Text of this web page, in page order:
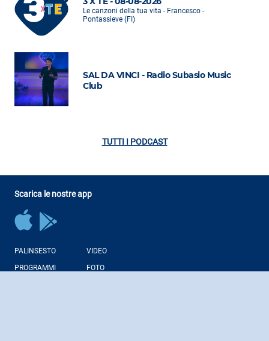
Le canzoni della tua vita - Francesco -
Pontassieve (FI)
SAL DA VINCI - Radio Subasio Music
Club
TUTTI I PODCAST
Scarica le nostre app
PALINSESTO
PROGRAMMI
VIDEO
FOTO